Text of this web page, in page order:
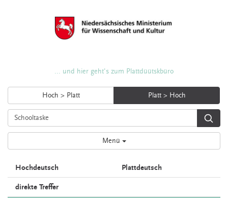
... und hier geht's zum Plattdüütskbüro
Hoch > Platt Platt > Hoch
Menü
Hochdeutsch Plattdeutsch
direkte Treffer